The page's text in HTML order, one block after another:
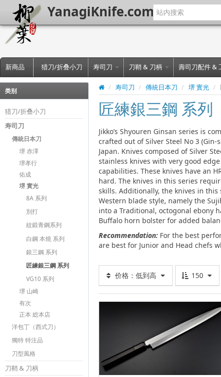
YanagiKnife.com
新商品 猎刀/折叠小刀 寿司刀 刀鞘 & 刀柄 壽司刀配件 &
类别
猎刀/折叠小刀
寿司刀
傳統日本刀
堺 赤澤
堺孝行
佑成
堺 實光
8A 系列
別打
紋鍛青鋼系列
白鋼 本燒 系列
銀三鋼 系列
匠練銀三鋼 系列
VG10 系列
堺 山崎
有次
正本 総本店
洋包丁（西式刀）
獨特 特注品
刀型風格
刀鞘 & 刀柄
/ 寿司刀 / 傳統日本刀 / 堺 實光 /
匠練銀三鋼 系列
Jikko’s Shyouren Ginsan series is
crafted out of Silver Steel No 3
Japan. Knives composed of Silver
stainless knives with very good
capabilities. These knives have an
hard. The knives in this series
skills. Additionally, the knives in this
Western blade style, namely the
into a Traditional, octogonal ebony
Buffalo horn bolster for added
Recommendation: For the best
are best for Junior and Head chefs
价格：低到高 150